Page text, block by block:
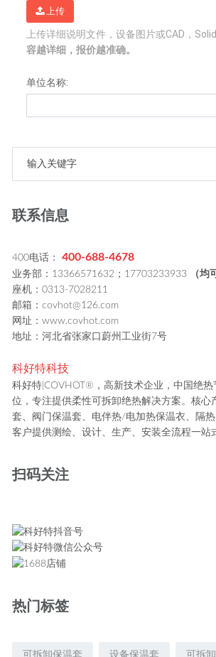
联系信息
400电话： 400-688-4678
业务部：13366571632；17703233933
（均
座机：0313-7028211
邮箱：covhot@126.com
网址：www.covhot.com
地址：河北省张家口蔚州工业街7号
科好特科技
科好特|COVHOT®，高新技术企业，中国绝
位，专注提供柔性可拆卸绝热解决方案。核心
套、阀门保温套、电伴热/电加热保温衣、隔
客户提供测绘、设计、生产、安装全流程一站
扫码关注
热门标签
可拆卸保温套 设备保温套 可拆